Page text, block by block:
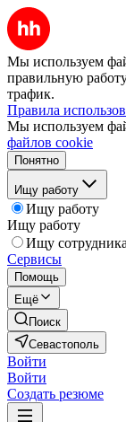
Мы используем
правильную
трафик.
Правила
Мы используем
файлов cookie
Понятно
Ищу работу
Ищу работу
Ищу работу
Ищу сотрудника
Сервисы
Помощь
Ещё
Поиск
Севастополь
Войти
Войти
Создать резюме